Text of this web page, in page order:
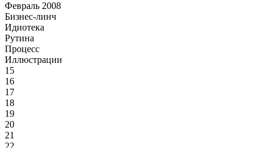
Февраль 2008
Бизнес-линч
Идиотека
Рутина
Процесс
Иллюстрации
15
16
17
18
19
20
21
22